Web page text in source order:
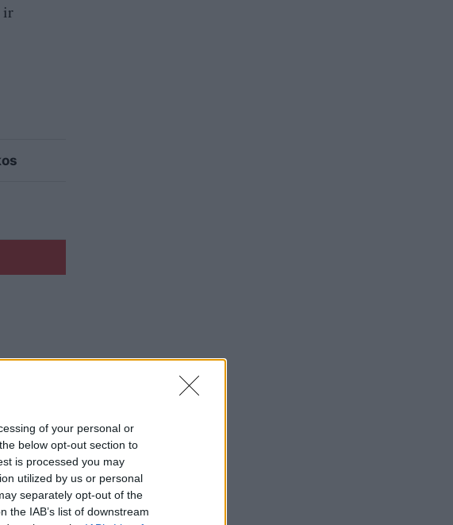
of your personal or
below opt-out section to
is processed you may
utilized by us or personal
separately opt-out of the
the IAB’s list of downstream
ir